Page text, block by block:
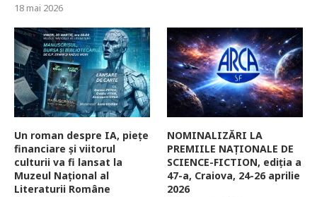
18 mai 2026
Un roman despre IA, piețe
financiare și viitorul
culturii va fi lansat la
Muzeul Național al
Literaturii Române
NOMINALIZĂRI LA
PREMIILE NAȚIONALE DE
SCIENCE-FICTION, ediția a
47-a, Craiova, 24-26 aprilie
2026